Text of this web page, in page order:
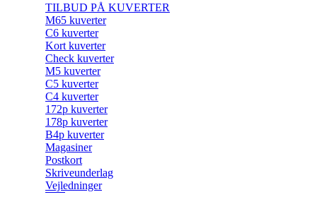
TILBUD PÅ KUVERTER
M65 kuverter
C6 kuverter
Kort kuverter
Check kuverter
M5 kuverter
C5 kuverter
C4 kuverter
172p kuverter
178p kuverter
B4p kuverter
Magasiner
Postkort
Skriveunderlag
Vejledninger